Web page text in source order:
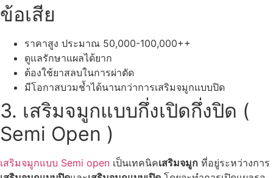
ข้อเสีย
ราคาสูง ประมาณ 50,000-100,000++
ดูแลรักษาแผลได้ยาก
ต้องใช้ยาสลบในการผ่าตัด
มีโอกาสบวมช้ำได้นานกว่าการเสริมจมูกแบบปิด
3. เสริมจมูกแบบกึ่งเปิดกึ่งปิด (
Semi Open )
เสริมจมูกแบบ Semi open เป็นเทคนิคเสริมจมูก ที่อยู่ระหว่างการ